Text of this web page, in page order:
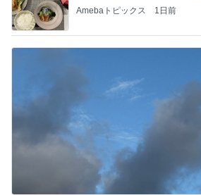
Amebaトピックス 1日前